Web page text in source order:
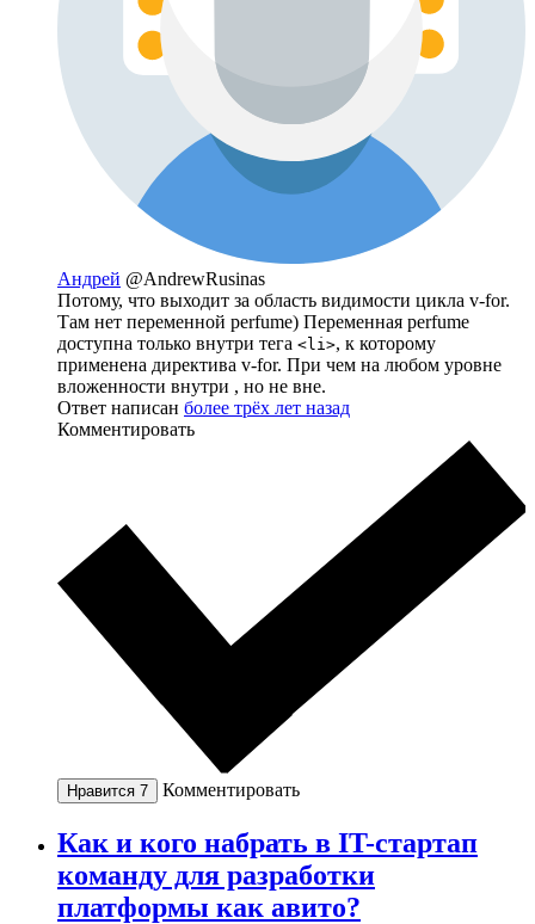
Андрей @AndrewRusinas
Потому, что выходит за область видимости цикла v-for.
Там нет переменной perfume) Переменная perfume
доступна только внутри тега <li>, к которому
применена директива v-for. При чем на любом уровне
вложенности внутри , но не вне.
Ответ написан более трёх лет назад
Комментировать
Нравится 7 Комментировать
Как и кого набрать в IT-стартап
команду для разработки
платформы как авито?